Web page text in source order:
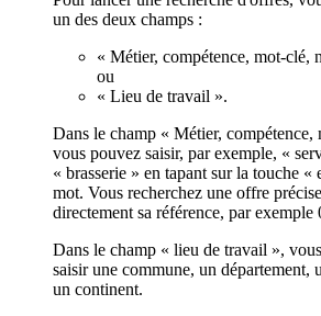
un des deux champs :
« Métier, compétence, mot-clé,
ou
« Lieu de travail ».
Dans le champ « Métier, compétence,
vous pouvez saisir, par exemple, «
« brasserie » en tapant sur la touche «
mot. Vous recherchez une offre
directement sa référence, par
Dans le champ « lieu de travail »,
saisir une commune, un département,
un continent.